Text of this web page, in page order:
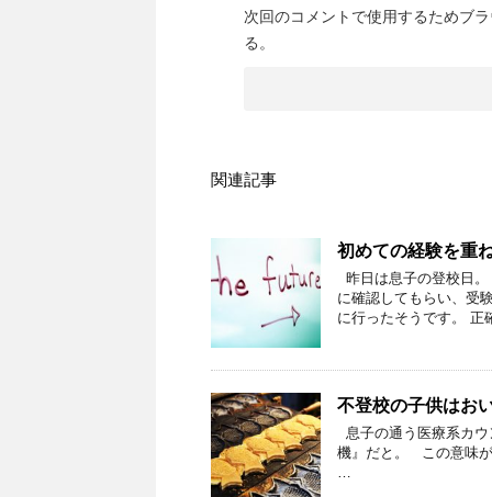
次回のコメントで使用するためブ
る。
関連記事
初めての経験を重
昨日は息子の登校日
に確認してもらい、受
に行ったそうです。
不登校の子供はお
息子の通う医療系カ
機』だと。 この意味
…